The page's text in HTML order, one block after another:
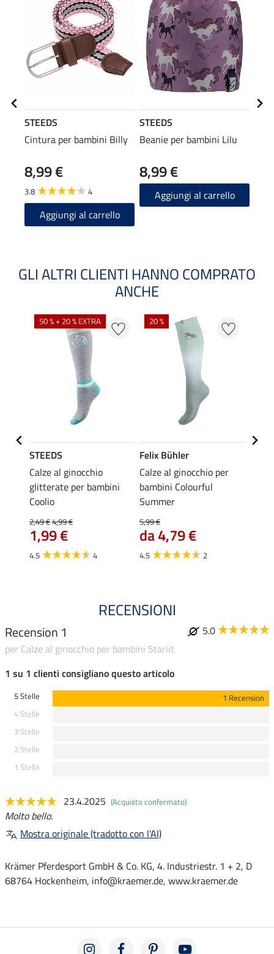
STEEDS
Cintura per bambini Billy
8,99 €
3.8 4
Aggiungi al carrello
STEEDS
Beanie per bambini Lilu
8,99 €
Aggiungi al carrello
GLI ALTRI CLIENTI HANNO COMPRATO
ANCHE
50 % + 20 % EXTRA
STEEDS
Calze al ginocchio
glitterate per bambini
Coolio
2,49 €4,99 €
1,99 €
4.5 4
20 %
Felix Bühler
Calze al ginocchio per
bambini Colourful
Summer
5,99 €
da 4,79 €
4.5 2
RECENSIONI
Recension 1
5.0
per Calze al ginocchio per bambini Starlit
1 su 1 clienti consigliano questo articolo
5 Stelle
1 Recension
4 Stelle
3 Stelle
2 Stelle
1 Stella
23.4.2025 (Acquisto confermato)
Molto bello.
Mostra originale (tradotto con l'AI)
Krämer Pferdesport GmbH & Co. KG, 4. Industriestr. 1 + 2, D
68764 Hockenheim, info@kraemer.de, www.kraemer.de